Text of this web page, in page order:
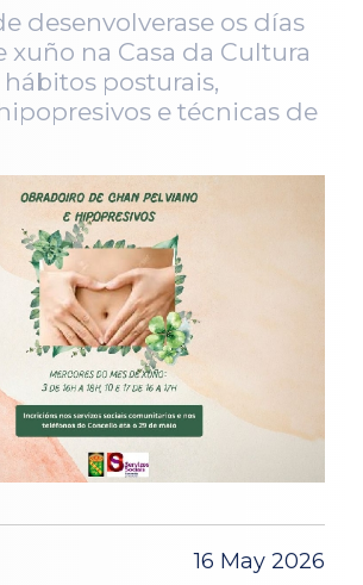
desenvolverase os días
xuño na Casa da Cultura
posturais,
e técnicas de
16 May 2026